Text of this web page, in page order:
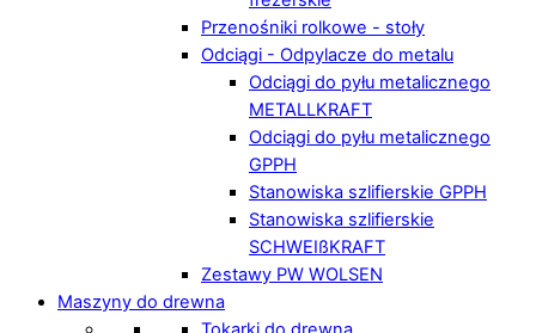
Przenośniki rolkowe - stoły
Odciągi - Odpylacze do metalu
Odciągi do pyłu metalicznego
METALLKRAFT
Odciągi do pyłu metalicznego
GPPH
Stanowiska szlifierskie GPPH
Stanowiska szlifierskie
SCHWEIßKRAFT
Zestawy PW WOLSEN
Maszyny do drewna